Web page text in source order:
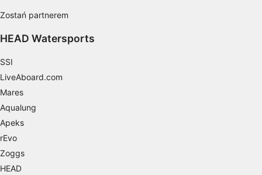
Zostań partnerem
HEAD Watersports
SSI
LiveAboard.com
Mares
Aqualung
Apeks
rEvo
Zoggs
HEAD